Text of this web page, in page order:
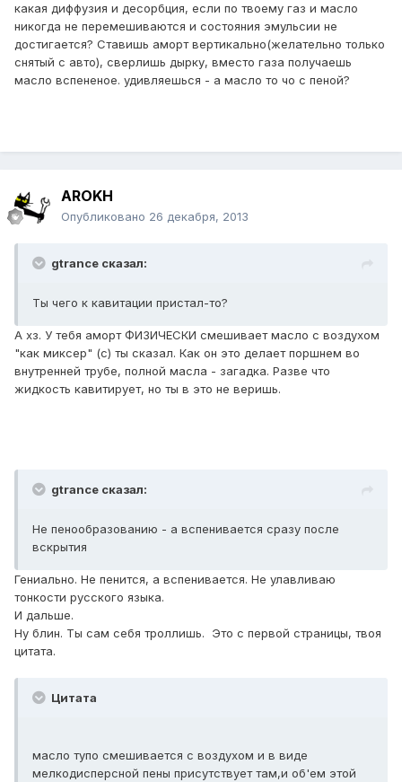
какая диффузия и десорбция, если по твоему газ и масло
никогда не перемешиваются и состояния эмульсии не
достигается? Ставишь аморт вертикально(желательно только
снятый с авто), сверлишь дырку, вместо газа получаешь
масло вспененое. удивляешься - а масло то чо с пеной?
AROKH
Опубликовано 26 декабря, 2013
gtrance сказал:
Ты чего к кавитации пристал-то?
А хз. У тебя аморт ФИЗИЧЕСКИ смешивает масло с воздухом
"как миксер" (с) ты сказал. Как он это делает поршнем во
внутренней трубе, полной масла - загадка. Разве что
жидкость кавитирует, но ты в это не веришь.
gtrance сказал:
Не пенообразованию - а вспенивается сразу после
вскрытия
Гениально. Не пенится, а вспенивается. Не улавливаю
тонкости русского языка.
И дальше.
Ну блин. Ты сам себя троллишь. Это с первой страницы, твоя
цитата.
Цитата
масло тупо смешивается с воздухом и в виде
мелкодисперсной пены присутствует там,и об'ем этой